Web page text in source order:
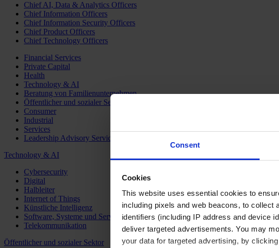
Consent
Cookies
This website uses essential cookies to
including pixels and web beacons, to
identifiers (including IP address and device
deliver targeted advertisements. You may
your data for targeted advertising, by
Chief AI, Data & Analytics Officers
Chief Information Officers
Chief Information Security Officers
Chief Product Officers
Chief Technology Officers
Financial Services
Private Capital
Health
Technology & AI
Beratung von Familienunternehmen
Öffentlicher und sozialer Sektor
Consumer
Industrial
Services
Leadership Advisory Services
Technology & AI
Cybersecurity
Digital
Halbleiter
Internet of Things
Künstliche Intelligenz
Software, Systeme und Services
Telekommunikation
Öffentlicher und sozialer Sektor